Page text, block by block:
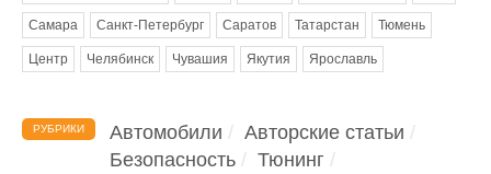
Самара Санкт-Петербург Саратов Татарстан Тюмень
Центр Челябинск Чувашия Якутия Ярославль
РУБРИКИ Автомобили
Авторские статьи
Безопасность
Тюнинг